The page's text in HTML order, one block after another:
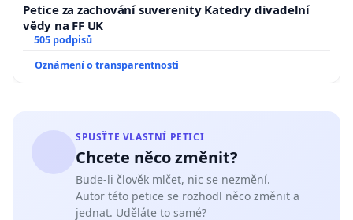
Petice za zachování suverenity Katedry divadelní
vědy na FF UK
505 podpisů
Oznámení o transparentnosti
SPUSŤTE VLASTNÍ PETICI
Chcete něco změnit?
Bude-li člověk mlčet, nic se nezmění.
Autor této petice se rozhodl něco změnit a
jednat. Uděláte to samé?